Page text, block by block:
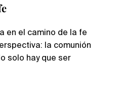
en el camino de la fe
la comunión
solo hay que ser